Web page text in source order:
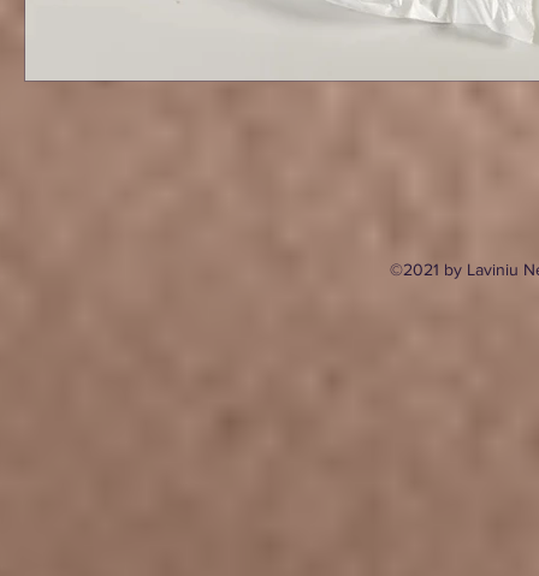
©2021 by Laviniu